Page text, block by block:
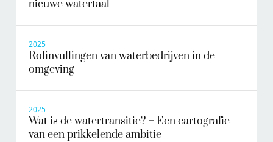
nieuwe watertaal
2025
Rolinvullingen van waterbedrijven in de
omgeving
2025
Wat is de watertransitie? – Een cartografie
van een prikkelende ambitie